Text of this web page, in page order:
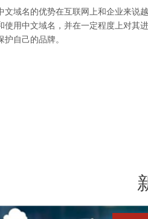
名的优势在互联网上和企业来说
使用中文域名，并在一定程度上对其
自己的品牌。